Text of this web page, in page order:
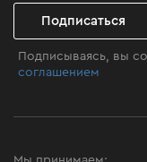
Подписаться
Подписываясь, вы
соглашением